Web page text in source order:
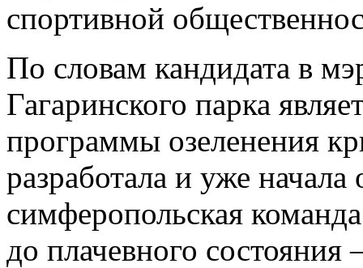
спортивной
По словам кандидата в
Гагаринского парка
программы озеленения
разработала и уже начала
симферопольская
до плачевного